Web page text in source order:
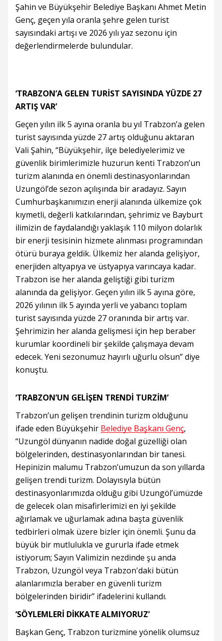
Şahin ve Büyükşehir Belediye Başkanı Ahmet Metin
Genç, geçen yıla oranla şehre gelen turist
sayısındaki artışı ve 2026 yılı yaz sezonu için
değerlendirmelerde bulundular.
‘TRABZON’A GELEN TURİST SAYISINDA YÜZDE 27
ARTIŞ VAR’
Geçen yılın ilk 5 ayına oranla bu yıl Trabzon’a gelen
turist sayısında yüzde 27 artış olduğunu aktaran
Vali Şahin, “Büyükşehir, ilçe belediyelerimiz ve
güvenlik birimlerimizle huzurun kenti Trabzon’un
turizm alanında en önemli destinasyonlarından
Uzungöl’de sezon açılışında bir aradayız. Sayın
Cumhurbaşkanımızın enerji alanında ülkemize çok
kıymetli, değerli katkılarından, şehrimiz ve Bayburt
ilimizin de faydalandığı yaklaşık 110 milyon dolarlık
bir enerji tesisinin hizmete alınması programından
ötürü buraya geldik. Ülkemiz her alanda gelişiyor,
enerjiden altyapıya ve üstyapıya varıncaya kadar.
Trabzon ise her alanda geliştiği gibi turizm
alanında da gelişiyor. Geçen yılın ilk 5 ayına göre,
2026 yılının ilk 5 ayında yerli ve yabancı toplam
turist sayısında yüzde 27 oranında bir artış var.
Şehrimizin her alanda gelişmesi için hep beraber
kurumlar koordineli bir şekilde çalışmaya devam
edecek. Yeni sezonumuz hayırlı uğurlu olsun” diye
konuştu.
‘TRABZON’UN GELİŞEN TRENDİ TURZİM’
Trabzon’un gelişen trendinin turizm olduğunu
ifade eden Büyükşehir Belediye Başkanı Genç,
“Uzungöl dünyanın nadide doğal güzelliği olan
bölgelerinden, destinasyonlarından bir tanesi.
Hepinizin malumu Trabzon’umuzun da son yıllarda
gelişen trendi turizm. Dolayısıyla bütün
destinasyonlarımızda olduğu gibi Uzungöl’ümüzde
de gelecek olan misafirlerimizi en iyi şekilde
ağırlamak ve uğurlamak adına başta güvenlik
tedbirleri olmak üzere bizler için önemli. Şunu da
büyük bir mutlulukla ve gururla ifade etmek
istiyorum; Sayın Valimizin nezdinde şu anda
Trabzon, Uzungöl veya Trabzon'daki bütün
alanlarımızla beraber en güvenli turizm
bölgelerinden biridir” ifadelerini kullandı.
‘SÖYLEMLERİ DİKKATE ALMIYORUZ’
Başkan Genç, Trabzon turizmine yönelik olumsuz